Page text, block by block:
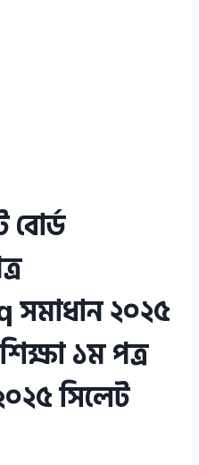
সমাধান ২০২৫
১ম পত্র
সিলেট